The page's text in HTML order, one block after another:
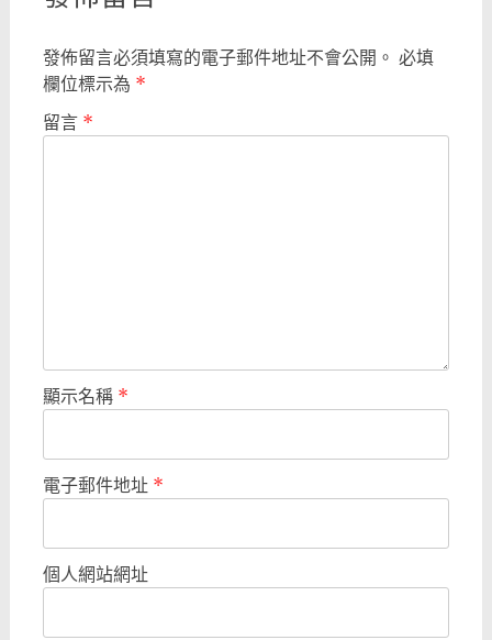
發佈留言必須填寫的電子郵件地址不會公開。 必填
欄位標示為 *
留言 *
顯示名稱 *
電子郵件地址 *
個人網站網址